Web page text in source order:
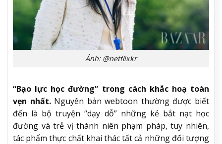
Ảnh: @netflixkr
“Bạo lực học đường” trong cách khắc hoạ toàn
vẹn nhất.Nguyên bản webtoon thường được biết
đến là bộ truyện “dạy dỗ” những kẻ bắt nạt học
đường và trẻ vị thành niên phạm pháp, tuy nhiên,
tác phẩm thực chất khai thác tất cả những đối tượng